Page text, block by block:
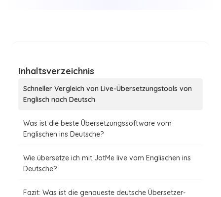
Inhaltsverzeichnis
Schneller Vergleich von Live-Übersetzungstools von
Englisch nach Deutsch
Was ist die beste Übersetzungssoftware vom
Englischen ins Deutsche?
Wie übersetze ich mit JotMe live vom Englischen ins
Deutsche?
Fazit: Was ist die genaueste deutsche Übersetzer-